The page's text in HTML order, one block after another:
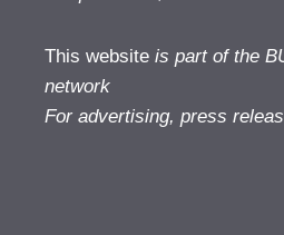
This website is part of the
network
For advertising, press